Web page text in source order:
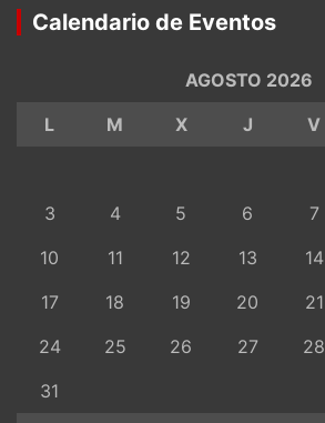
Calendario de Eventos
AGOSTO 2026
L
M X J V
3
4 5 6 7
10
11 12 13 14
17
18 19 20 21
24
25 26 27 28
31